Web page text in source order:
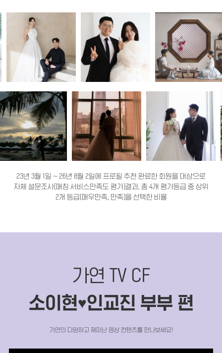
23년 3월 1일 ~ 26년 8월 2일에 프로필 추천 완료한 회원을 대상으로
자체 설문조사(매칭 서비스만족도 평가)결과, 총 4개 평가등급 중 상위
2개 등급(매우만족, 만족)을 선택한 비율
가연 TV CF
소이현♥인교진 부부 편
가연의 다양하고 재미난 영상 컨텐츠를 만나보세요!